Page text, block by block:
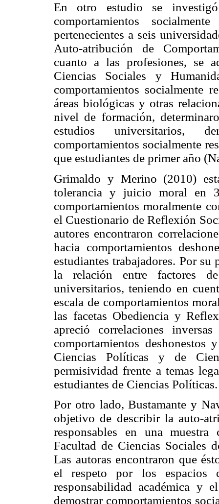
En otro estudio se
comportamientos
pertenecientes a seis
Auto-atribución de
cuanto a las profesiones, se
Ciencias Sociales y
comportamientos socialmente
áreas biológicas y otras
nivel de formación,
estudios universitarios,
comportamientos socialmente
que estudiantes de primer año
Grimaldo y Merino (2010)
tolerancia y juicio moral en
comportamientos moralmente
el Cuestionario de Reflexión
autores encontraron
hacia comportamientos
estudiantes trabajadores. Por
la relación entre factores
universitarios, teniendo en
escala de comportamientos
las facetas Obediencia y
apreció correlaciones
comportamientos deshonestos
Ciencias Políticas y de
permisividad frente a temas
estudiantes de Ciencias Políticas.
Por otro lado, Bustamante y
objetivo de describir la auto-
responsables en una
Facultad de Ciencias Sociales
Las autoras encontraron que
el respeto por los espacios
responsabilidad académica y
demostrar comportamientos